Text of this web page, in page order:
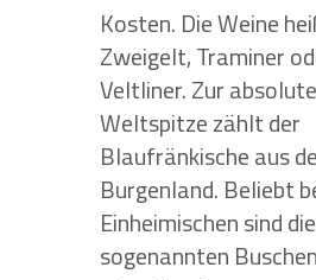
Kosten. Die Weine
Zweigelt, Traminer
Veltliner. Zur
Weltspitze zählt der
Blaufränkische aus
Burgenland. Beliebt
Einheimischen sind die
sogenannten